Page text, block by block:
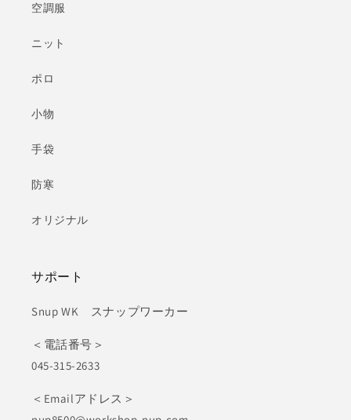
空調服
ニット
ポロ
小物
手袋
防寒
オリジナル
サポート
Snup WK スナップワーカー
＜電話番号＞
045-315-2633
＜Emailアドレス＞